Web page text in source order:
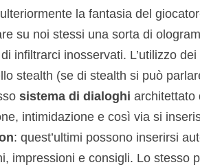
la fantasia del
su noi stessi una sorta di
infiltrarci inosservati. L’utilizzo
stealth (se di stealth si può
sistema di dialoghi architettato
intimidazione e così via si
: quest’ultimi possono inserirsi
impressioni e consigli. Lo stesso